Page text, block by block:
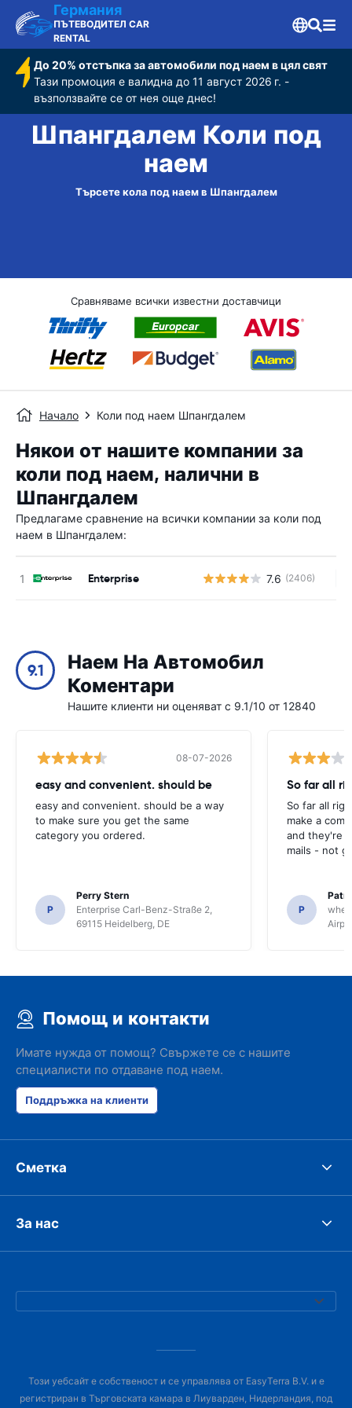
Германия
ПЪТЕВОДИТЕЛ CAR
RENTAL
До 20% отстъпка за автомобили под наем в цял свят
Тази промоция е валидна до 11 август 2026 г. -
възползвайте се от нея още днес!
Шпангдалем Коли под
наем
Търсете кола под наем в Шпангдалем
Сравняваме всички известни доставчици
Начало Коли под наем Шпангдалем
Някои от нашите компании за
коли под наем, налични в
Шпангдалем
Предлагаме сравнение на всички компании за коли под
наем в Шпангдалем:
Enterprise 7.6 (2406)
9.1
Наем На Автомобил
Коментари
Нашите клиенти ни оценяват с 9.1/10 от 12840
08-07-2026
easy and convenient. should be
easy and convenient. should be a way
to make sure you get the same
category you ordered.
P
Perry Stern
Enterprise Carl-Benz-Straße 2,
69115 Heidelberg, DE
So far all
So far all
make a
and they're
mails - not
P
Помощ и контакти
Имате нужда от помощ? Свържете се с нашите
специалисти по отдаване под наем.
Поддръжка на клиенти
Сметка
За нас
Този уебсайт е собственост и се управлява от EasyTerra B.V. и е
регистриран в Търговската камара в Лиуварден, Нидерландия, под